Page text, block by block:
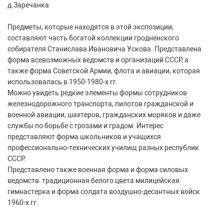
д.Заречанка
Предметы, которые находятся в этой экспозиции,
составляют часть богатой коллекции гродненского
собирателя Станислава Ивановича Ускова. Представлена
форма всевозможных ведомств и организаций СССР, а
также форма Советской Армии, флота и авиации, которая
использовалась в 1950-1980-х гг.
Можно увидеть редкие элементы формы сотрудников
железнодорожного транспорта, пилотов гражданской и
военной авиации, шахтеров, гражданских моряков и даже
службы по борьбе с грозами и градом. Интерес
представляют форма школьников и учащихся
профессионально-технических училищ разных республик
СССР.
Представлено также военная форма и форма силовых
ведомств: традиционная белого цвета милицейская
гимнастерка и форма солдата воздушно-десантных войск
1960-х гг.